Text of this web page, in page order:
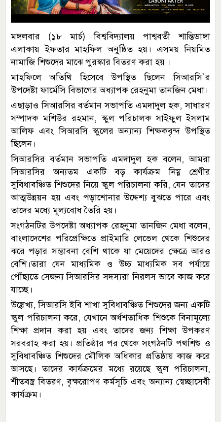
মঙ্গলবার (১৮ মার্চ) বিশ্ববিদ্যালয় পাশ্ববর্তী শান্তিডাঙ্গা
এলাকায় ইফতার মাহফিল অনুষ্ঠিত হয়। এসময় নিয়মিত
নামাজি শিশুদের মাঝে পুরস্কার বিতরণ করা হয় ।
মাহফিলে অতিথি হিসেবে উপস্থিত ছিলেন সিআরসি‍‍`র
উপদেষ্টা ফার্মেসি বিভাগের অধ্যাপক রেহনুমা তানজিন মেধা।
এছাড়াও সিআরসির বর্তমান সভাপতি এমদাদুল হক, সাধারণ
সম্পাদক মশিউর রহমান, স্কুল পরিচালক সাইফুল ইসলাম
আলিফ এবং সিআরসি স্কুলের অন্যান্য শিক্ষকবৃন্দ উপস্থিত
ছিলেন।
সিআরসির বর্তমান সভাপতি এমদাদুল হক বলেন, আমরা
সিআরসির অন্যতম একটি বড় কার্যক্রম নিম্ন শ্রেণীর
সুবিধাবঞ্চিত শিশুদের নিয়ে স্কুল পরিচালনা করি, যেন তাদের
আত্মউন্নয়ন হয় এবং পড়াশোনার উদ্দেশ্য বুঝতে পারে এবং
তাদের মধ্যে মূল্যবোধ তৈরি হয়।
সংগঠনটির উপদেষ্টা অধ্যাপক রেহনুমা তানজিন মেধা বলেন,
বাংলাদেশের পরিপ্রেক্ষিতে প্রাইমারি লেভেল থেকে শিশুদের
ঝরে পড়ার সম্ভাবনা বেশি থাকে যা মেয়েদের ক্ষেত্রে আরও
বেশি।তারা যেন মাধ্যমিক ও উচ্চ মাধ্যমিক সব পর্যায়ে
পৌঁছাতে সেজন্য সিআরসির সদস্যরা নিরলস ভাবে কাজ করে
যাচ্ছে।
উল্লেখ্য, সিআরসি ইবি শাখা সুবিধাবঞ্চিত শিশুদের জন্য একটি
স্কুল পরিচালনা করে, যেখানে অর্ধশতাধিক শিশুকে বিনামূল্যে
শিক্ষা প্রদান করা হয় এবং তাদের জন্য শিক্ষা উপকরণ
সরবরাহ করা হয়। প্রতিষ্ঠার পর থেকে সংগঠনটি পথশিশু ও
সুবিধাবঞ্চিত শিশুদের মৌলিক অধিকার প্রতিষ্ঠায় কাজ করে
আসছে। তাদের কার্যক্রমের মধ্যে রয়েছে স্কুল পরিচালনা,
শীতবস্ত্র বিতরণ, বৃক্ষরোপণ কর্মসূচি এবং অন্যান্য স্বেচ্ছাসেবী
কার্যক্রম।